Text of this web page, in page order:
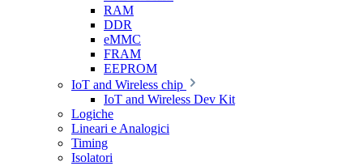
RAM
DDR
eMMC
FRAM
EEPROM
IoT and Wireless chip
IoT and Wireless Dev Kit
Logiche
Lineari e Analogici
Timing
Isolatori